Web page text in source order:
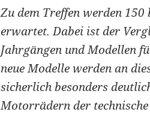
Zu dem Treffen werden
erwartet. Dabei ist der
Jahrgängen und Modellen
neue Modelle werden an
sicherlich besonders
Motorrädern der